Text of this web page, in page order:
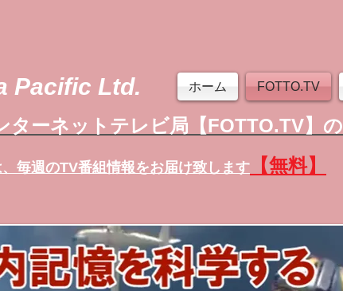
Pacific Ltd. ホーム FOTTO.TV
ターネットテレビ局【FOTTO.TV】の
毎週のTV番組情報をお届け致します 【無料】